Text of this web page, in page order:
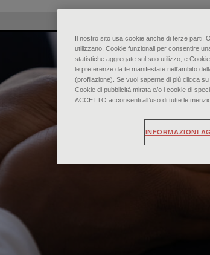
Il nostro sito usa cookie anche di terze parti.
utilizzano, Cookie funzionali per consentire
statistiche aggregate sul suo utilizzo, e
le preferenze da te manifestate nell‘ambito
(profilazione). Se vuoi saperne di più clicca
Cookie di pubblicità mirata e/o i cookie di
ACCETTO acconsenti all’uso di tutte le
INFORMAZIONI